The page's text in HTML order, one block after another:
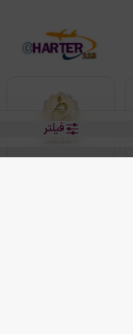
فیلتر